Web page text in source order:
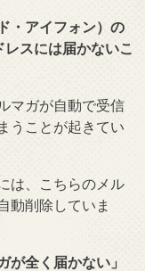
・アイフォン）の
スには届かないこ
マガが自動で受信
うことが起きてい
は、こちらのメル
動削除していま
が全く届かない」